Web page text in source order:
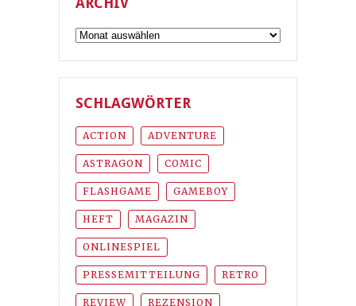
Archiv
SCHLAGWÖRTER
ACTION ADVENTURE
ASTRAGON COMIC
FLASHGAME GAMEBOY
HEFT MAGAZIN
ONLINESPIEL
PRESSEMITTEILUNG RETRO
REVIEW REZENSION